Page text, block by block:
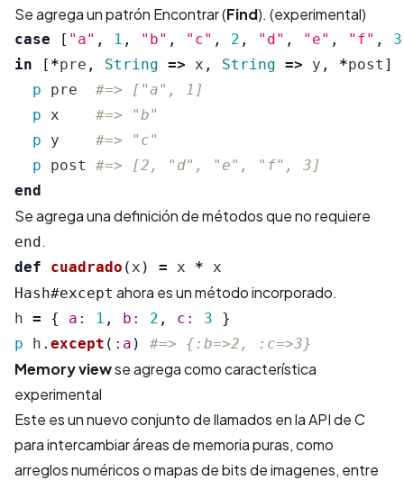
Se agrega un patrón Encontrar (Find). (experimental)
case [ "a" , 1 , "b" , "c" , 2 , "d" , "e" , "f" , 3
in
[ *pre , String => x , String => y , *post ]
p
pre
#=> ["a", 1]
p
x
#=> "b"
p
y
#=> "c"
p
post
#=> [2, "d", "e", "f", 3]
end
Se agrega una definición de métodos que no requiere
end.
def cuadrado ( x ) = x *
x
Hash#except ahora es un método incorporado.
h = { a: 1 , b: 2 , c: 3
}
p
h . except ( :a ) #=> {:b=>2, :c=>3}
Memory viewse agrega como característica
experimental
Este es un nuevo conjunto de llamados en la API de C
para intercambiar áreas de memoria puras, como
arreglos numéricos o mapas de bits de imagenes, entre